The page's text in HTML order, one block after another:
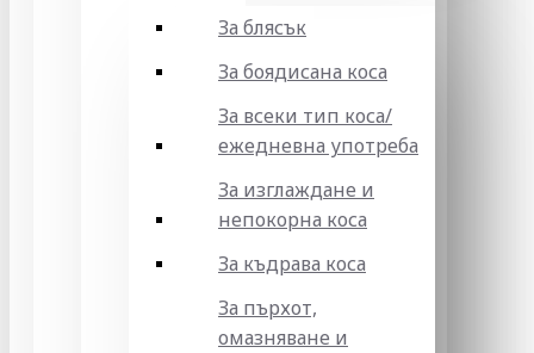
За блясък
За боядисана коса
За всеки тип коса/
ежедневна употреба
За изглаждане и
непокорна коса
За къдрава коса
За пърхот,
омазняване и